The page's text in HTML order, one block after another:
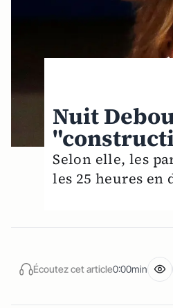
Nuit
Selon elle, les
les 25 heures
Écoutez cet article0:00min